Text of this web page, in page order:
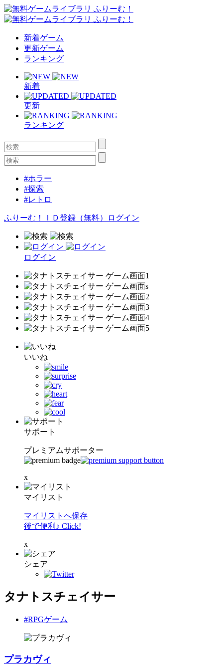
新着ゲーム
更新ゲーム
ランキング
新着
更新
ランキング
#ホラー
#探索
#レトロ
ふりーむ！ＩＤ登録（無料） ログイン
ログイン
いいね
サポート
プレミアムサポーター
x
マイリスト
マイリストへ保存
後で便利♪ Click!
x
シェア
タナトスチェイサー
#RPGゲーム
プラカヴィ